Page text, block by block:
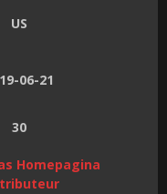
US
06-21
30
Homepagina